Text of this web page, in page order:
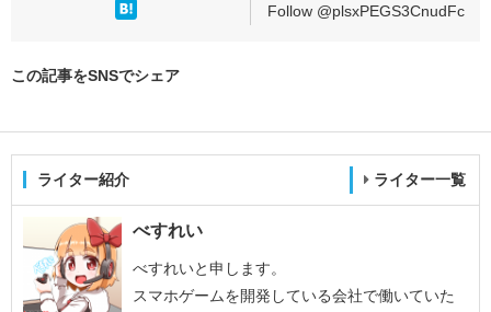
Follow @plsxPEGS3CnudFc
この記事をSNSでシェア
ライター紹介 ライター一覧
べすれい
べすれいと申します。
スマホゲームを開発している会社で働いていた